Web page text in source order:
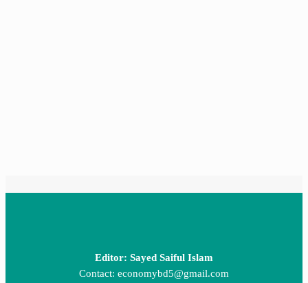
Editor: Sayed Saiful Islam
Contact: economybd5@gmail.com